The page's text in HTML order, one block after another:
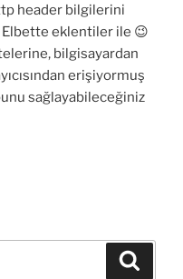
header bilgilerini
Elbette eklentiler ile 😉
bilgisayardan
erişiyormuş
sağlayabileceğiniz